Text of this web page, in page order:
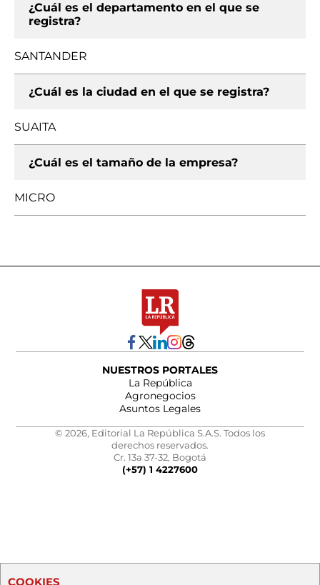
¿Cuál es el departamento en el que se
registra?
SANTANDER
¿Cuál es la ciudad en el que se registra?
SUAITA
¿Cuál es el tamaño de la empresa?
MICRO
NUESTROS PORTALES
La República
Agronegocios
Asuntos Legales
© 2026, Editorial La República S.A.S. Todos los
derechos reservados.
Cr. 13a 37-32, Bogotá
(+57) 1 4227600
COOKIES